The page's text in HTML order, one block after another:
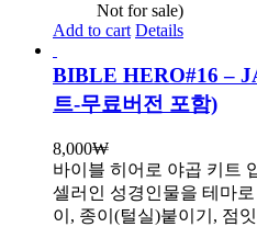
Not for sale)
Add to cart Details
BIBLE HERO#16 –
트-무료버전 포함)
8,000₩
바이블 히어로 야곱 키트
셀러인 성경인물을 테마
이, 종이(털실)붙이기, 점